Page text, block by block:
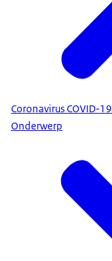
Coronavirus COVID-19
Onderwerp